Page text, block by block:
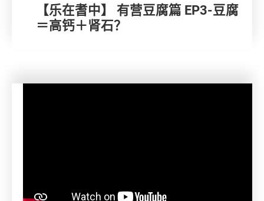
【乐在耆中】 有营豆腐篇 EP3-豆腐
＝高钙＋肾石？